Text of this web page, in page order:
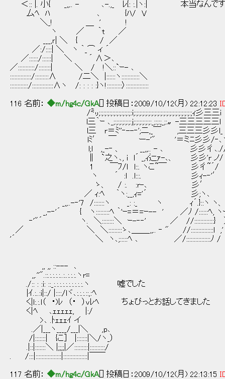
＜:: |. 小{ _,,.. - ､-.,_ ﾚ{: :.|ヽ:| 本当なんですま
厶ﾍ ﾊ ､ {ﾊ/ V
＼_! ＿ ' !
ヽ ／ ｀t ／
___,ｒ| ＼ { / ／
／:/::::| ＼ ヽ ｀_⌒ ィ ´
／::::::/::::::| ＼ ´ ∧＞､
／:::::::::::/::::::::| ＼ / !＼::`ｰ- ､
::::::::::::::/:::::::::∧ /二＼ |::::::ヽ::::::::::::＼
::::::::::::/::::::::::::::∧ヽ /: : : : :}ヽ!::::::::::〉:::::::::::::::
116 名前： ◆m/hg4c/GkA[] 投稿日：2009/10/12(月) 22:12:23
/㍉;:;:;:;:;:;:;:;:;:;:;:i;:;:;:;:;:;:;:;:;:;:;:;:;:;:;:;:;:;:;:;ｨ彡三三i
l三｀ｰ ､_;:;:;:;:;:;:j;:;:;:;:;:;:_;:;:;_;:〟-三三三三三l
l三 r＝ﾐ''‐--‐';二,_￣ ,三三三彡彡
lﾐ′ ￣ ー-'" '＝ミﾆ彡彡/‐､
l;l ,_-‐ 、 __,,.. - ､ 彡彡彳､
∥ `之ヽ､, i l´ _,ｨ辷ｧ-､、 彡彡'r ノ/
1 ￣ﾌ/ｌ l::. ヽこ~￣ 彡彳~´/ お主と
ヽ ´ :l .l:::. 彡ｨ-‐'′ 遣り取り
ゝ、 / :. :r-､ 彡′
／ ｨ:ﾍ ｀ヽ:__,ｨ='´ 彡;ヽ､
_,,..-‐'7 /:::::::ヽ _: :_ ヽ ｨ´.}::ヽ ヽ、
_,-‐'´ { ヽ:::::::::ﾍ ｀'ｰ=＝=ｰ-- ' ／ﾉ /::::::ﾍ, ヽ
‐'"´ ヽ. ＼::::::::＼ ｰ-‐‐' ／ //:::::::::::::} ）
／ ＼ ＼:::::::::ゝ､＿＿_,,.. ‐ " //
'´ ＼ ヽ､;:::::ﾍ ､ ／/
,, ,, ::--- ､
,,.''".::.:.:.:.:..:..:.:.:.ヽr=
./:: : :i: ::_:.:.:.:.:.:.:.:.:.:.ヽ 嘘でした
|ｲ.:..:i|::/ |::::/lヾ､:.:.:.::,:ﾍ
く|l:.:.l（ ・)ﾚ （・ ）vﾚﾍ ちょぴっとお話してきました
く|ﾍ ､ｪｪｪｪｪ, |:/
>､ .ﾄｪｪｪｲ イ
.／|___ヽ____/___|＼ ,p､
/|:::::::| {こ] |:::::::|＼/ヽ_）
.|::|:::::::＼ |;;;;|／:::::::::|::::::::::/
. /:::|:::::::::::::::::|::::::::::::::::|￣￣
117 名前： ◆m/hg4c/GkA[] 投稿日：2009/10/12(月) 22:13:15